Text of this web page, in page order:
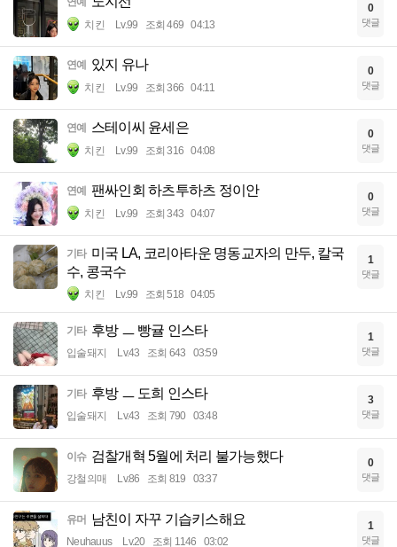
치킨 Lv.99 조회 469 04:13
0
댓글
연예 있지 유나
치킨 Lv.99 조회 366 04:11
0
댓글
연예 스테이씨 윤세은
치킨 Lv.99 조회 316 04:08
0
댓글
연예 팬싸인회 하츠투하츠 정이안
치킨 Lv.99 조회 343 04:07
0
댓글
기타 미국 LA, 코리아타운 명동교자의 만두, 칼국
수, 콩국수
치킨 Lv.99 조회 518 04:05
1
댓글
기타 후방 ㅡ 빵귤 인스타
입술돼지 Lv.43 조회 643 03:59
1
댓글
기타 후방 ㅡ 도희 인스타
입술돼지 Lv.43 조회 790 03:48
3
댓글
이슈 검찰개혁 5월에 처리 불가능했다
강철의매 Lv.86 조회 819 03:37
0
댓글
유머 남친이 자꾸 기습키스해요
Neuhauus Lv.20 조회 1146 03:02
1
댓글